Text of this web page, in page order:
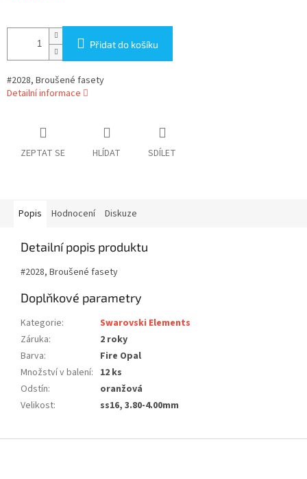
Přidat do košíku
#2028, Broušené fasety
Detailní informace
ZEPTAT SE HLÍDAT SDÍLET
Popis Hodnocení Diskuze
Detailní popis produktu
#2028, Broušené fasety
Doplňkové parametry
Kategorie:
Swarovski Elements
Záruka:
2 roky
Barva:
Fire Opal
Množství v balení: 12 ks
Odstín:
oranžová
Velikost: ss16, 3.80-4.00mm